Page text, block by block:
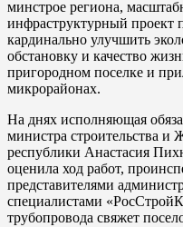
минстрое региона,
инфраструктурный проект
кардинально улучшить
обстановку и качество
пригородном поселке и
микрорайонах.
На днях исполняющая
министра строительства
республики Анастасия
оценила ход работ,
представителями
специалистами
трубопровода свяжет